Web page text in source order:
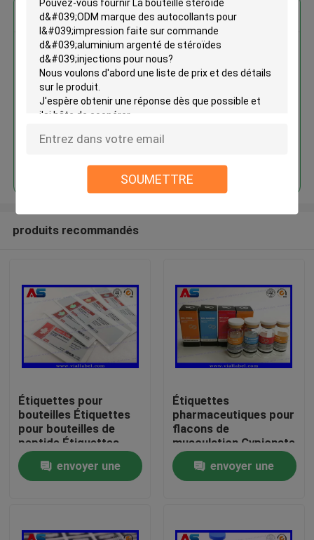
SOUMETTRE
Maison
Au sujet de nous
La bouteille stéroïde d'ODM
marque des autocollants pour
d'aluminium argenté de
stéroïdes d'injections
produits recommandés
Étiquettes pour
bouteilles Étiquettes
pour bouteilles de
peptide Étiquettes
pour flacons de 10 ml
Étiquettes pour
petites bouteilles
envoyer une
Étiquettes
pharmaceutiques pour
flacons de
musculation Cypionate
25x60mm certifiées
ISO pour flacons de
10 ml
envoyer une